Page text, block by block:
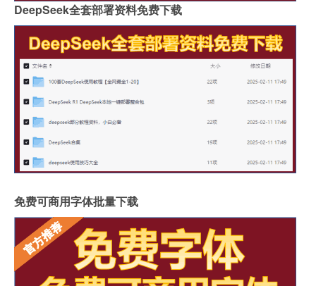
DeepSeek全套部署资料免费下载
免费可商用字体批量下载